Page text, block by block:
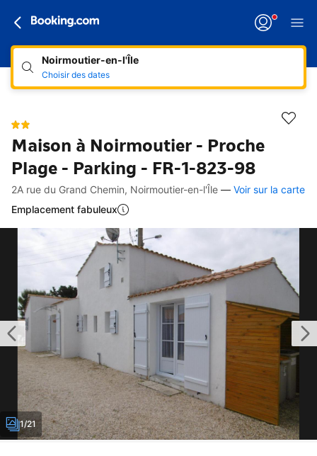
Noirmoutier-en-l'Île
Choisir des dates
Maison à Noirmoutier - Proche
Plage - Parking - FR-1-823-98
Accès rapides
Aller à la description
Aller aux équipements
Aller aux hébergements
Aller aux conditions
2A rue du Grand Chemin, Noirmoutier-en-l'Île — Voir sur la carte
Emplacement fabuleux
1/21